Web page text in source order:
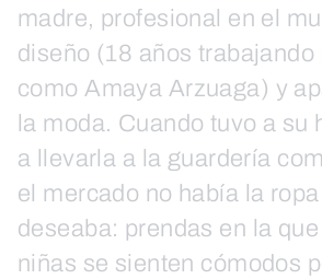
madre, profesional en el
diseño (18 años trabajando
como Amaya Arzuaga) y
la moda. Cuando tuvo a su
a llevarla a la guardería
el mercado no había la
deseaba: prendas en la
niñas se sienten cómodos